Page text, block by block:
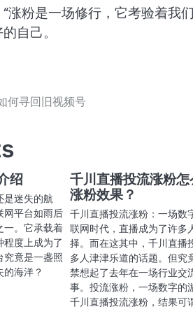
涨粉是一场修行，它考验着我
自己。
何寻回旧视频号
绍
是迷失的航
网平台如雨后
一。它承载着
度上成为了
究竟是一盏照
海洋？
千川直播投流涨粉
涨粉效果？
千川直播投流涨粉：一场数
联网时代，直播成为了许多
择。而在这其中，千川直播
多人津津乐道的话题。但究
禁想起了去年在一场行业交
事。投流涨粉，一场数字的
千川直播投流涨粉，结果可